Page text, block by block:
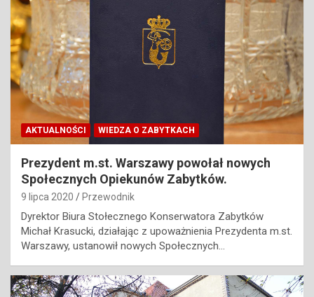
AKTUALNOŚCI WIEDZA O ZABYTKACH
Prezydent m.st. Warszawy powołał nowych
Społecznych Opiekunów Zabytków.
9 lipca 2020 Przewodnik
Dyrektor Biura Stołecznego Konserwatora Zabytków
Michał Krasucki, działając z upoważnienia Prezydenta m.st.
Warszawy, ustanowił nowych Społecznych…